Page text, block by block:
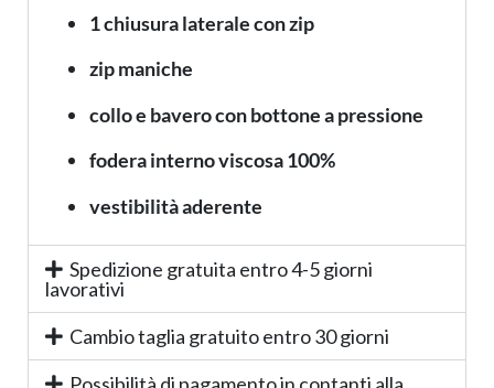
1 chiusura laterale con zip
zip maniche
collo e bavero con bottone a pressione
fodera interno viscosa 100%
vestibilità aderente
Spedizione gratuita entro 4-5 giorni
lavorativi
Cambio taglia gratuito entro 30 giorni